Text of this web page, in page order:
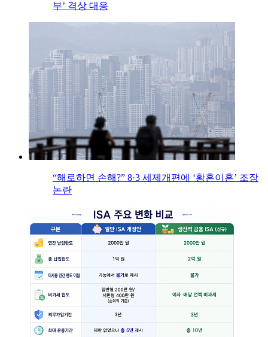
부’ 격상 대응
“해로하면 손해?” 8·3 세제개편에 ‘황혼이혼’ 조장
논란